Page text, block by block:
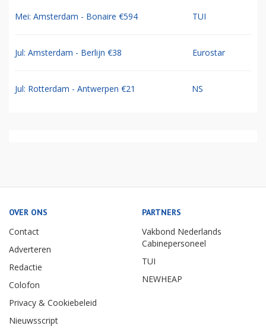
Mei: Amsterdam - Bonaire €594 TUI
Jul: Amsterdam - Berlijn €38 Eurostar
Jul: Rotterdam - Antwerpen €21 NS
OVER ONS
Contact
Adverteren
Redactie
Colofon
Privacy & Cookiebeleid
Nieuwsscript
PARTNERS
Vakbond Nederlands
Cabinepersoneel
TUI
NEWHEAP